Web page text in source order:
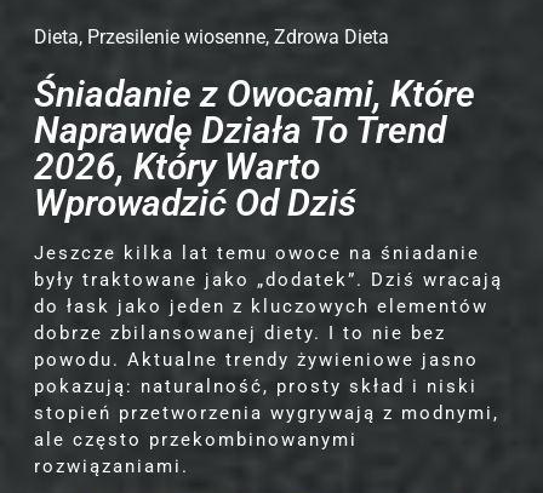
Dieta, Przesilenie wiosenne, Zdrowa Dieta
Śniadanie z Owocami, Które
Naprawdę Działa To Trend
2026, Który Warto
Wprowadzić Od Dziś
Jeszcze kilka lat temu owoce na śniadanie
były traktowane jako „dodatek”. Dziś wracają
do łask jako jeden z kluczowych elementów
dobrze zbilansowanej diety. I to nie bez
powodu. Aktualne trendy żywieniowe jasno
pokazują: naturalność, prosty skład i niski
stopień przetworzenia wygrywają z modnymi,
ale często przekombinowanymi
rozwiązaniami.